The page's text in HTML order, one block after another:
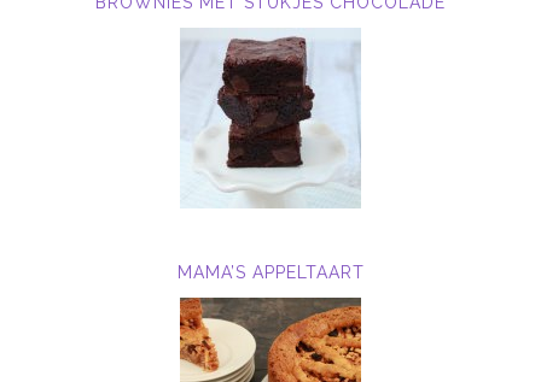
MAMA’S APPELTAART